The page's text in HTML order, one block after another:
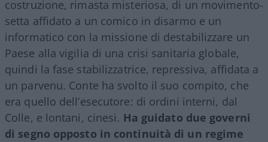
costruzione, rimasta misteriosa, di un movimento-
setta affidato a un comico in disarmo e un
informatico con la missione di destabilizzare un
Paese alla vigilia di una crisi sanitaria globale,
quindi la fase stabilizzatrice, repressiva, affidata a
un parvenu. Conte ha svolto il suo compito, che
era quello dell’esecutore: di ordini interni, dal
Colle, e lontani, cinesi. Ha guidato due governi
di segno opposto in continuità di un regime